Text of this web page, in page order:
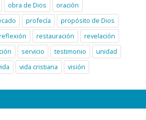
obra de Dios
oración
profecía
propósito de Dios
restauración
revelación
servicio testimonio
unidad
vida cristiana visión